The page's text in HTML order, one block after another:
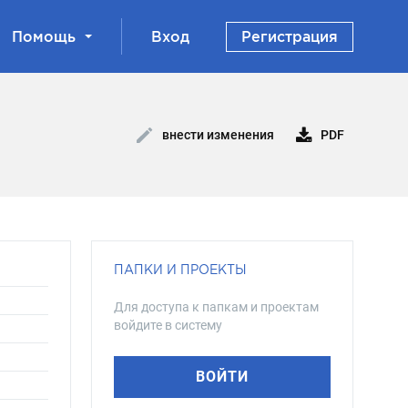
Помощь Вход Регистрация
внести изменения PDF
ПАПКИ И ПРОЕКТЫ
Для доступа к папкам и проектам
войдите в систему
ВОЙТИ